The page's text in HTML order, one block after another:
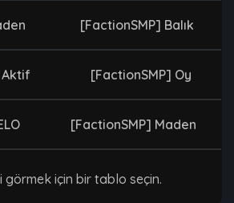
[FactionSMP] Balık
Aktif [FactionSMP] Oy
[FactionSMP] Maden
görmek için bir tablo seçin.